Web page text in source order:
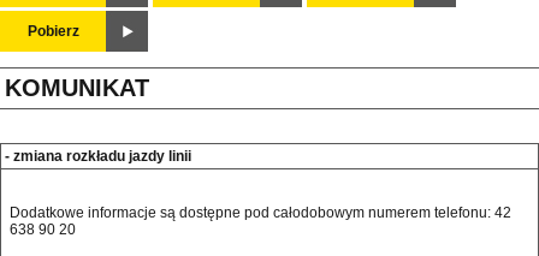
Pobierz
KOMUNIKAT
- zmiana rozkładu jazdy linii
Dodatkowe informacje są dostępne pod całodobowym numerem telefonu: 42
638 90 20